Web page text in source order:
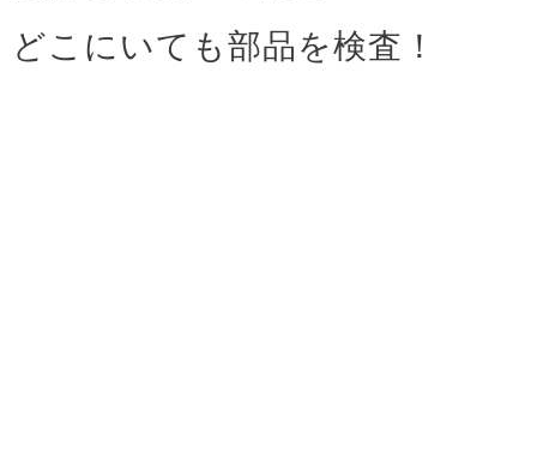
どこにいても部品を検査！